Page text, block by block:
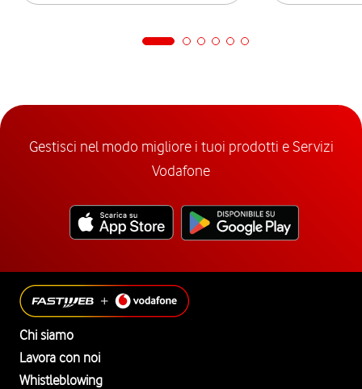
Gestisci nel modo migliore i tuoi prodotti e Servizi
Vodafone
Chi siamo
Lavora con noi
Whistleblowing